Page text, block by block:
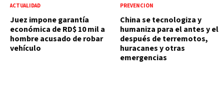
ACTUALIDAD
Juez impone garantía
económica de RD$ 10 mil a
hombre acusado de robar
vehículo
PREVENCIÓN
China se tecnologiza y
humaniza para el antes y el
después de terremotos,
huracanes y otras
emergencias